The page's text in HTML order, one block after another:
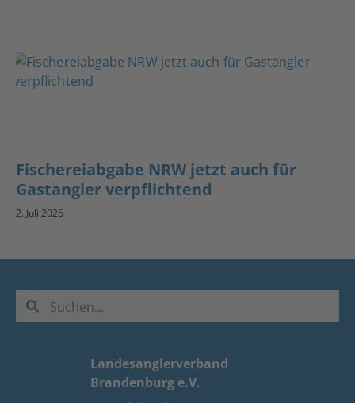
Fischereiabgabe NRW jetzt auch für
Gastangler verpflichtend
2. Juli 2026
Landesanglerverband
Brandenburg e.V.